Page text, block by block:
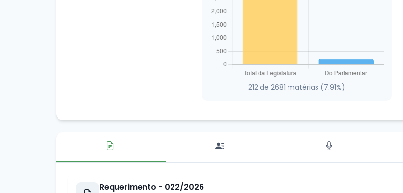
212 de 2681 matérias (7.91%)
Requerimento - 022/2026